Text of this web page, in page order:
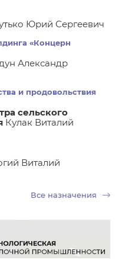
Юрий Сергеевич
«Концерн
Александр
и продовольствия
сельского
Кулак Виталий
Виталий
Все назначения